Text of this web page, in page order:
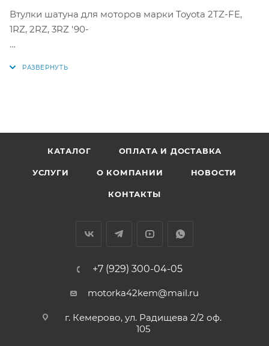
Втулки шатуна для моторов марки Toyota 2TZ-FE,
1RZ, 2RZ, 3RZ '90-
КАТАЛОГ ОПЛАТА И ДОСТАВКА
УСЛУГИ О КОМПАНИИ НОВОСТИ
КОНТАКТЫ
+7 (929) 300-04-05
motorka42kem@mail.ru
г. Кемерово, ул. Радищева 2/2 оф.
105